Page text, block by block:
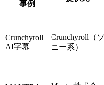
事例
Crunchyroll
AI字幕
Crunchyroll（ソ
ニー系）